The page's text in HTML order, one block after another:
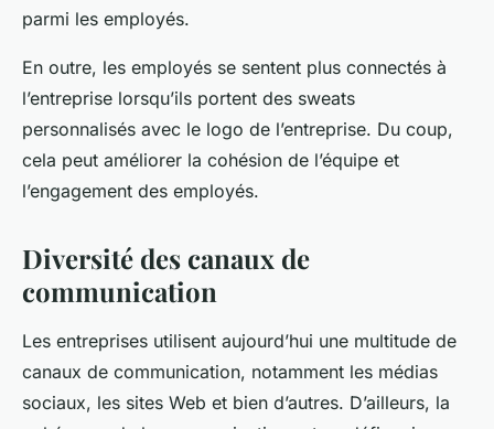
parmi les employés.
En outre, les employés se sentent plus connectés à
l’entreprise lorsqu’ils portent des sweats
personnalisés avec le logo de l’entreprise. Du coup,
cela peut améliorer la cohésion de l’équipe et
l’engagement des employés.
Diversité des canaux de
communication
Les entreprises utilisent aujourd’hui une multitude de
canaux de communication, notamment les médias
sociaux, les sites Web et bien d’autres. D’ailleurs, la